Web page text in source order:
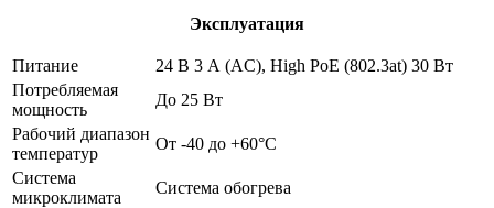
Эксплуатация
Питание
24 В 3 А (AC), High PoE (802.3at) 30 Вт
Потребляемая
мощность
До 25 Вт
Рабочий диапазон
температур
От -40 до +60°С
Система
микроклимата
Система обогрева